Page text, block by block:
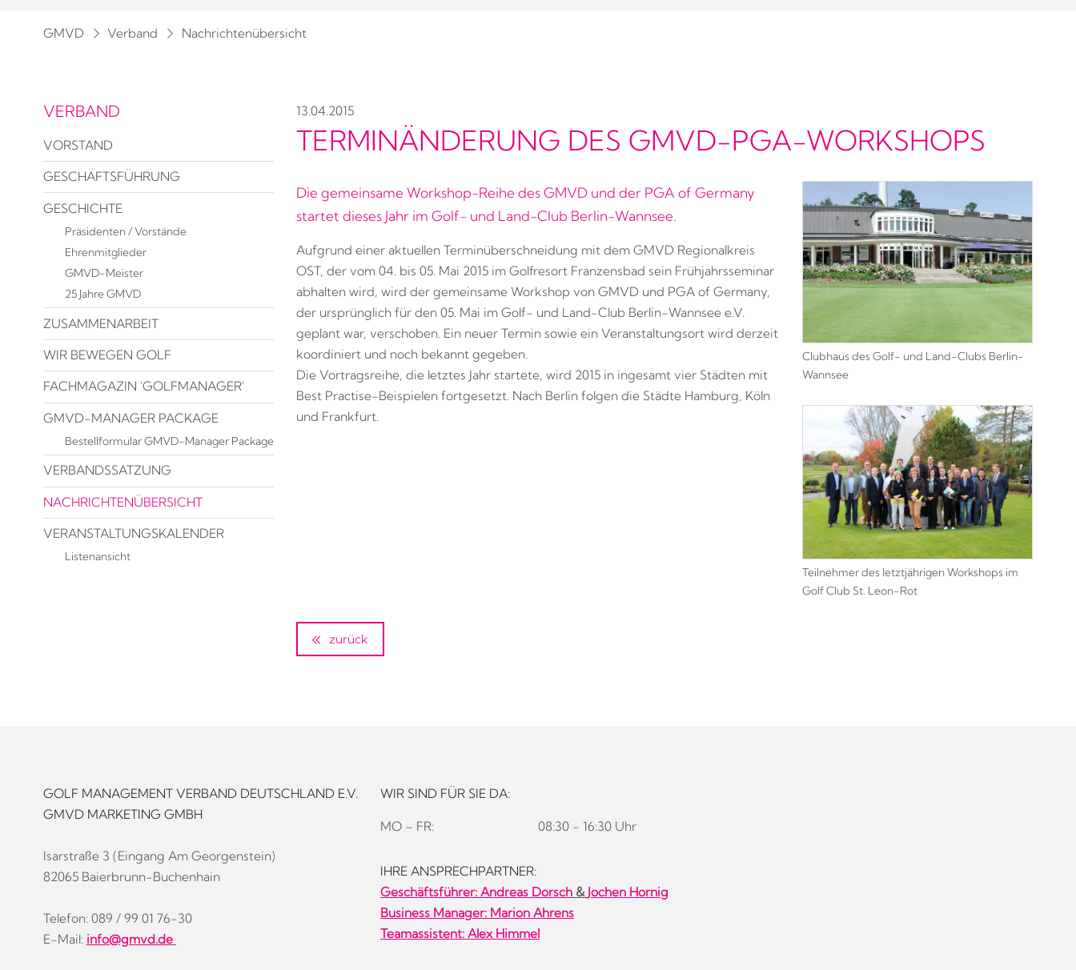
GMVD Verband Nachrichtenübersicht
13.04.2015
TERMINÄNDERUNG DES GMVD-PGA-WORKSHOPS
Die gemeinsame Workshop-Reihe des GMVD und der PGA of Germany
startet dieses Jahr im Golf- und Land-Club Berlin-Wannsee.
Aufgrund einer aktuellen Terminüberschneidung mit dem GMVD Regionalkreis
OST, der vom 04. bis 05. Mai 2015 im Golfresort Franzensbad sein Frühjahrsseminar
abhalten wird, wird der gemeinsame Workshop von GMVD und PGA of Germany,
der ursprünglich für den 05. Mai im Golf- und Land-Club Berlin-Wannsee e.V.
geplant war, verschoben. Ein neuer Termin sowie ein Veranstaltungsort wird derzeit
koordiniert und noch bekannt gegeben.
Die Vortragsreihe, die letztes Jahr startete, wird 2015 in ingesamt vier Städten mit
Best Practise-Beispielen fortgesetzt. Nach Berlin folgen die Städte Hamburg, Köln
und Frankfurt.
Clubhaus des Golf- und Land-Clubs Berlin-
Wannsee
Teilnehmer des letztjährigen Workshops im
Golf Club St. Leon-Rot
zurück
VERBAND
VORSTAND
GESCHÄFTSFÜHRUNG
GESCHICHTE
Präsidenten / Vorstände
Ehrenmitglieder
GMVD-Meister
25 Jahre GMVD
ZUSAMMENARBEIT
WIR BEWEGEN GOLF
FACHMAGAZIN 'GOLFMANAGER'
GMVD-MANAGER PACKAGE
Bestellformular GMVD-Manager Package
VERBANDSSATZUNG
NACHRICHTENÜBERSICHT
VERANSTALTUNGSKALENDER
Listenansicht
GOLF MANAGEMENT VERBAND DEUTSCHLAND E.V.
GMVD MARKETING GMBH
Isarstraße 3 (Eingang Am Georgenstein)
82065 Baierbrunn-Buchenhain
Telefon: 089 / 99 01 76-30
E-Mail: info@gmvd.de
WIR SIND FÜR SIE DA:
MO – FR: 08:30 - 16:30 Uhr
IHRE ANSPRECHPARTNER:
Geschäftsführer: Andreas Dorsch & Jochen Hornig
Business Manager: Marion Ahrens
Teamassistent: Alex Himmel